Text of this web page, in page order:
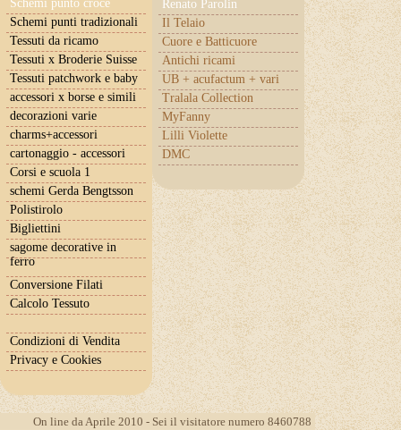
Schemi punto croce
Renato Parolin
Il Telaio
Cuore e Batticuore
Antichi ricami
UB + acufactum + vari
Tralala Collection
MyFanny
Lilli Violette
DMC
Schemi punti tradizionali
Tessuti da ricamo
Tessuti x Broderie Suisse
Tessuti patchwork e baby
accessori x borse e simili
decorazioni varie
charms+accessori
cartonaggio - accessori
Corsi e scuola 1
schemi Gerda Bengtsson
Polistirolo
Bigliettini
sagome decorative in
ferro
Conversione Filati
Calcolo Tessuto
Condizioni di Vendita
Privacy e Cookies
On line da Aprile 2010 - Sei il visitatore numero 8460788